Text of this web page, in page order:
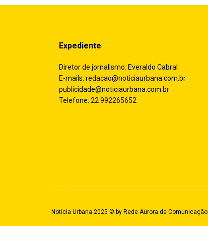
Expediente
Diretor de jornalismo: Everaldo Cabral
E-mails: redacao@noticiaurbana.com.br
publicidade@noticiaurbana.com.br
Telefone: 22 992265652
Notícia Urbana 2025 © by Rede Aurora de Comunicação